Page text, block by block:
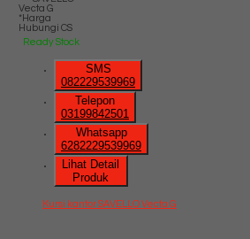
*Harga
Hubungi CS
Ready Stock
SMS
082229539969
Telepon
03199842501
Whatsapp
6282229539969
Lihat Detail
Produk
Kursi kantor SAVELLO Vecta G